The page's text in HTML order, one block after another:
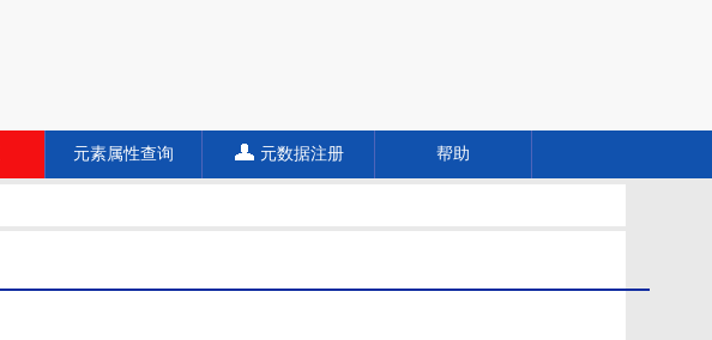
元素属性查询 元数据注册 帮助